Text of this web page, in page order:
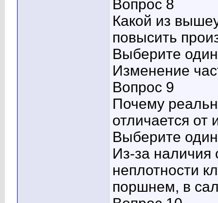
Вопрос 8
Какой из
повысить
Выберите
Изменение
Вопрос 9
Почему
отличается от
Выберите
Из-за наличия
неплотности
поршнем, в